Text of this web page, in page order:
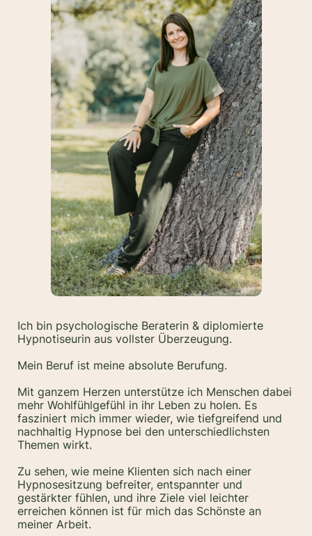
Ich bin psychologische Beraterin & diplomierte
Hypnotiseurin aus vollster Überzeugung.
Mein Beruf ist meine absolute Berufung.
Mit ganzem Herzen unterstütze ich Menschen dabei
mehr Wohlfühlgefühl in ihr Leben zu holen. Es
fasziniert mich immer wieder, wie tiefgreifend und
nachhaltig Hypnose bei den unterschiedlichsten
Themen wirkt.
Zu sehen, wie meine Klienten sich nach einer
Hypnosesitzung befreiter, entspannter und
gestärkter fühlen, und ihre Ziele viel leichter
erreichen können ist für mich das Schönste an
meiner Arbeit.